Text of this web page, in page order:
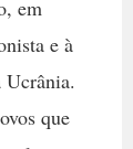
em
e à
Ucrânia.
que